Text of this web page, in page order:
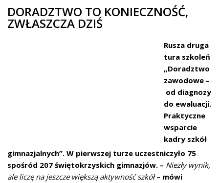
DORADZTWO TO KONIECZNOŚĆ,
ZWŁASZCZA DZIŚ
Rusza druga
tura szkoleń
„Doradztwo
zawodowe –
od diagnozy
do ewaluacji.
Praktyczne
wsparcie
kadry szkół
gimnazjalnych”. W pierwszej turze uczestniczyło 75
spośród 207 świętokrzyskich gimnazjów. – Niezły wynik,
ale liczę na jeszcze większą aktywność szkół– mówi